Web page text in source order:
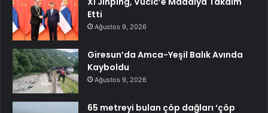
Etti
Ağustos 9, 2026
Giresun’da Amca-Yeşil Balık Avında
Kayboldu
Ağustos 9, 2026
65 metreyi bulan çöp dağları ‘çöp